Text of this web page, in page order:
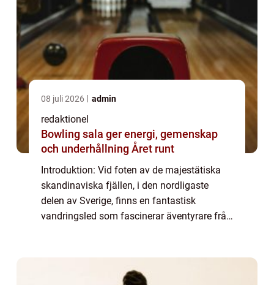
08 juli 2026 admin
redaktionel
Bowling sala ger energi, gemenskap
och underhållning Året runt
Introduktion: Vid foten av de majestätiska
skandinaviska fjällen, i den nordligaste
delen av Sverige, finns en fantastisk
vandringsled som fascinerar äventyrare från